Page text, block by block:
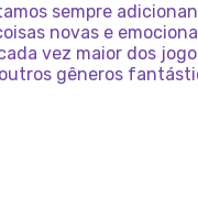
sempre
novas e
vez maior dos
gêneros